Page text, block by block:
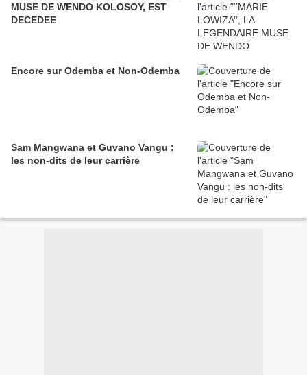
MUSE DE WENDO KOLOSOY, EST
DECEDEE
Encore sur Odemba et Non-Odemba
Sam Mangwana et Guvano Vangu :
les non-dits de leur carrière